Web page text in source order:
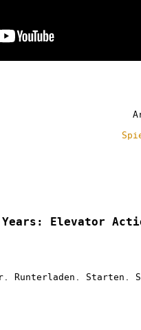
Years: Elevator
Runterladen. Starten.